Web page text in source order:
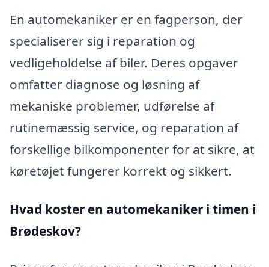
En automekaniker er en fagperson, der
specialiserer sig i reparation og
vedligeholdelse af biler. Deres opgaver
omfatter diagnose og løsning af
mekaniske problemer, udførelse af
rutinemæssig service, og reparation af
forskellige bilkomponenter for at sikre, at
køretøjet fungerer korrekt og sikkert.
Hvad koster en automekaniker i timen i
Brødeskov?